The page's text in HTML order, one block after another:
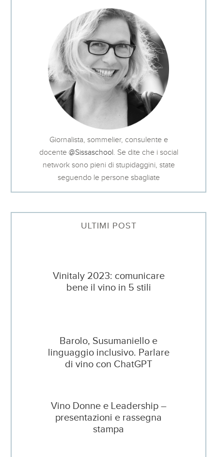
Giornalista, sommelier, consulente e
docente @Sissaschool. Se dite che i social
network sono pieni di stupidaggini, state
seguendo le persone sbagliate
ULTIMI POST
Vinitaly 2023: comunicare
bene il vino in 5 stili
Barolo, Susumaniello e
linguaggio inclusivo. Parlare
di vino con ChatGPT
Vino Donne e Leadership –
presentazioni e rassegna
stampa